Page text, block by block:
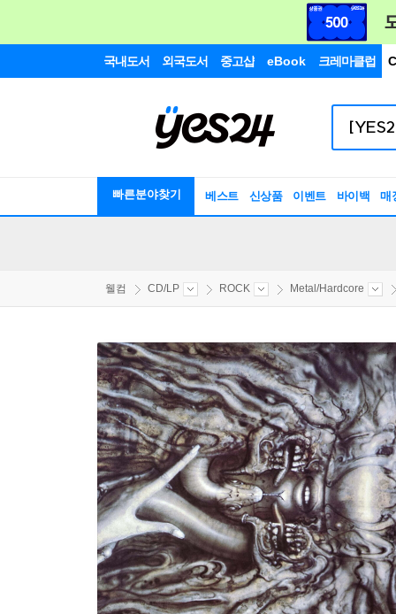
국내도서 외국도서 중고샵 eBook 크레마클럽
빠른분야찾기 베스트 신상품 이벤트 바이백 매
웰컴 CD/LP ROCK Metal/Hardcore